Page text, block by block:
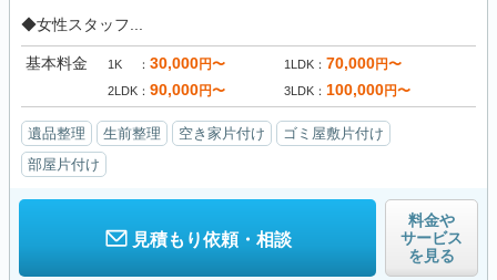
◆女性スタッフ...
基本料金 1K 30,000円〜 1LDK 70,000円〜
2LDK 90,000円〜 3LDK 100,000円〜
遺品整理 生前整理 空き家片付け
ゴミ屋敷片付け
部屋片付け
見積もり依頼・相談
料金や
サービス
を見る